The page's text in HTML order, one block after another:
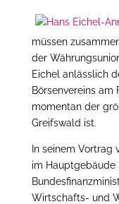
müssen
der
Eichel anlässlich
Börsenvereins
momentan der
Greifswald ist.
In seinem Vortrag
im
Wirtschafts- und